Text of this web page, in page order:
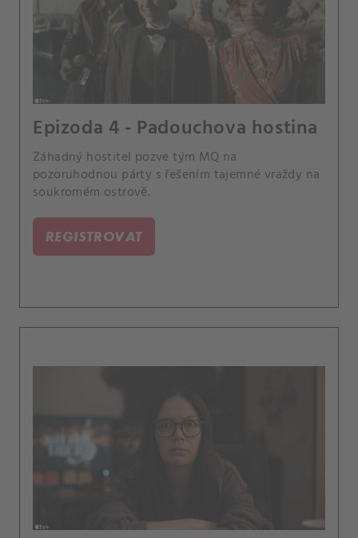
Epizoda 4 - Padouchova ‍hostina
Záhadný hostitel pozve tým MQ na
pozoruhodnou párty s řešením tajemné vraždy na
soukromém ostrově.
REGISTROVAT